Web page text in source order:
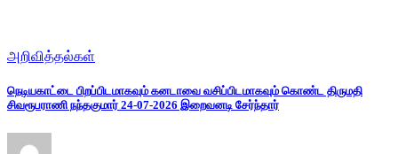
அறிவித்தல்கள்
நெடியகாட்டை பிறப்பிடமாகவும் கனடாவை வசிப்பிடமாகவும் கொண்ட திருமதி
சிவரூபராணி நந்தகுமார் 24-07-2026 இறைவனடி சேர்ந்தார்